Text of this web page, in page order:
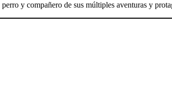
perro y compañero de sus múltiples aventuras y